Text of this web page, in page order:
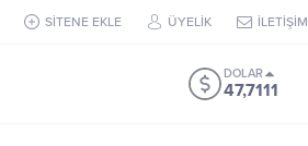
SİTENE EKLE ÜYELİK İLETİŞİM
DOLAR
47,7111